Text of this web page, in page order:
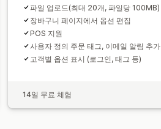
파일 업로드(최대 20개, 파일당 100MB)
장바구니 페이지에서 옵션 편집
POS 지원
사용자 정의 주문 태그, 이메일 알림 추가
고객별 옵션 표시 (로그인, 태그 등)
14일 무료 체험